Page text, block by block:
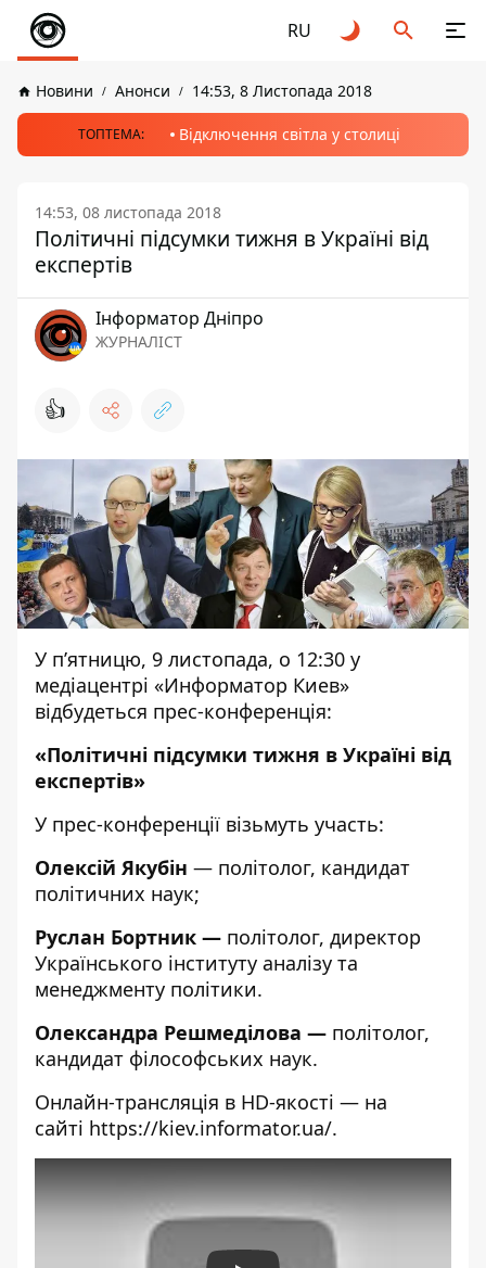
RU
Новини Анонси 14:53, 8 Листопада 2018
ТОПТЕМА: Відключення світла у столиці
14:53, 08 листопада 2018
Політичні підсумки тижня в Україні від
експертів
Інформатор Дніпро
ЖУРНАЛІСТ
👍
У п’ятницю, 9 листопада, о 12:30 у
медіацентрі «Информатор Киев»
відбудеться прес-конференція:
«Політичні підсумки тижня в Україні від
експертів»
У прес-конференції візьмуть участь:
Олексій Якубін — політолог, кандидат
політичних наук;
Руслан Бортник — політолог, директор
Українського інституту аналізу та
менеджменту політики.
Олександра Решмеділова — політолог,
кандидат філософських наук.
Онлайн-трансляція в HD-якості — на
сайті https://kiev.informator.ua/.